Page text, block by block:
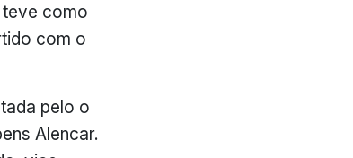
como
com o
pelo o
Alencar.